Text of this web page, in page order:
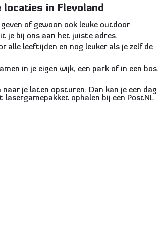
of gewoon ook leuke outdoor
je bij ons aan het juiste adres.
alle leeftijden en nog leuker als je zelf de
in je eigen wijk, een park of in een bos.
locaties in Flevoland
naar je laten opsturen. Dan kan je een dag
lasergamepakket ophalen bij een PostNL